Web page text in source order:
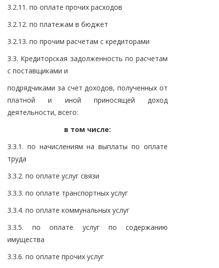
3.2.11. по оплате прочих расходов
3.2.12. по платежам в бюджет
3.2.13. по прочим расчетам с кредиторами
3.3. Кредиторская задолженность по расчетам
с поставщиками и
подрядчиками за счет доходов, полученных от
платной и иной приносящей доход
деятельности, всего:
в том числе:
3.3.1. по начислениям на выплаты по оплате
труда
3.3.2. по оплате услуг связи
3.3.3. по оплате транспортных услуг
3.3.4. по оплате коммунальных услуг
3.3.5. по оплате услуг по содержанию
имущества
3.3.6. по оплате прочих услуг